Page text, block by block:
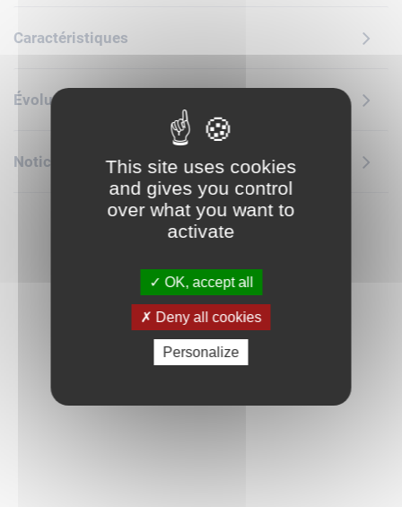
créatives, car les enfants construisent 3 modèles avec les
appartement ou une maison de 3 ou 5 étages avec un jardin
sur le toit et des accessoires tels qu'une chaise longue et un
hôtel à insectes.Ce jeu créatif inclut de nombreux éléments
comme un réfrigérateur, des toilettes et une poussette. Ils
favorisent la narration, stimulent la créativité des enfants et
les aident à mieux comprendre les routines et les différents
rôles au sein d'une famille. Contient 166 pièces.
Caractéristiques
Évolution des prix
Notice de montageThis site uses cookies
and gives you control
over what you want to
activate
OK, accept all
Deny all cookies
Personalize